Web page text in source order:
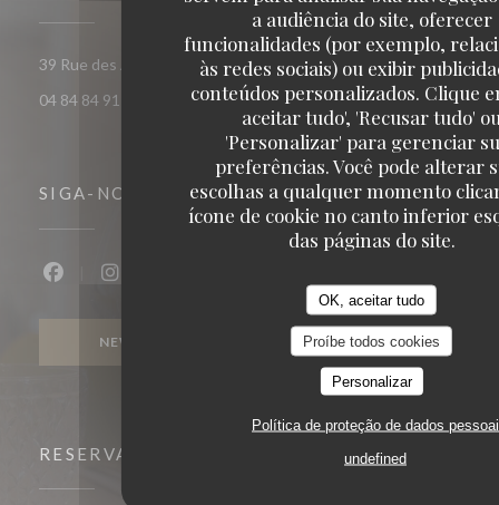
a audiência do site, oferecer
funcionalidades (por exemplo,
às redes sociais) ou exibir
conteúdos personalizados. Clique
aceitar tudo', 'Recusar tudo'
'Personalizar' para gerenciar
preferências. Você pode alterar
escolhas a qualquer momento
ícone de cookie no canto inferior
das páginas do site.
OK, aceitar tudo
Proíbe todos cookies
Personalizar
Política de proteção de dados
undefined
39 Rue des Arènes 13200 Arles((abre numa nova janela))
04 84 84 91 70
SIGA-NOS
Facebook ((abre numa nova janela))
Instagram ((abre numa nova janela))
NEWSLETTER
RESERVA